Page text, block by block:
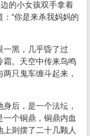
的小女孩双手拿着
“你是来杀我妈妈的
一黑，几乎昏了过
霜。天空中传来鸟鸣
只鬼车缠斗起来，
后，是一个法坛，
个铜鼎，铜鼎内血
则摆了二十几颗人